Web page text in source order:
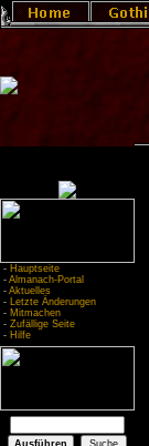
- Hauptseite
- Almanach-Portal
- Aktuelles
- Letzte Änderungen
- Mitmachen
- Zufällige Seite
- Hilfe